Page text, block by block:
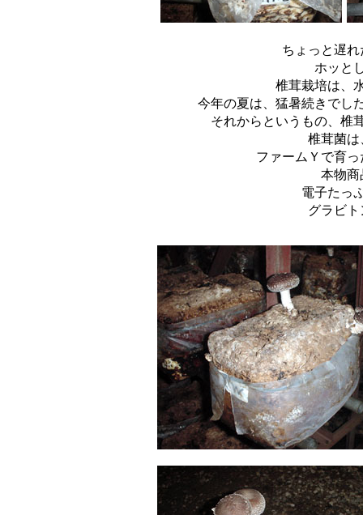
ちょっと遅
ホッと
椎茸栽培は、
今年の夏は、猛暑続きでし
それからというもの、椎
椎茸菌は
ファームＹで育
本物商
電子たっ
グラビ